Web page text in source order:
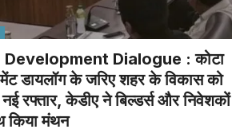
Dialogue : कोटा
डायलॉग के जरिए शहर के विकास को
नई रफ्तार, केडीए ने बिल्डर्स और निवेशकों
किया मंथन